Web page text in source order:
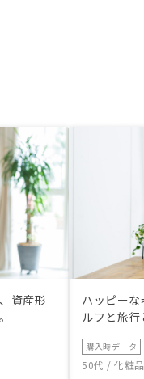
真摯にご対応
いたりとしっ
ましたので、
資産形
ハッピー
ルフと旅
購入時データ
50代 / 化粧